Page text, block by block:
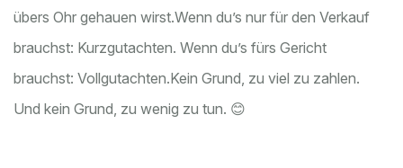
übers Ohr gehauen wirst.Wenn du’s nur für den Verkauf
brauchst: Kurzgutachten. Wenn du’s fürs Gericht
brauchst: Vollgutachten.Kein Grund, zu viel zu zahlen.
Und kein Grund, zu wenig zu tun. 😊